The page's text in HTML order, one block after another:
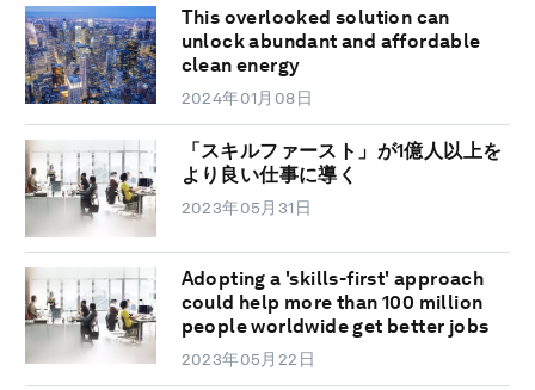
This overlooked solution can
unlock abundant and affordable
clean energy
2024年01月08日
「スキルファースト」が1億人以上を
より良い仕事に導く
2023年05月31日
Adopting a 'skills-first' approach
could help more than 100 million
people worldwide get better jobs
2023年05月22日